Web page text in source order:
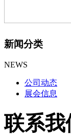
新闻分类
NEWS
公司动态
展会信息
联系我